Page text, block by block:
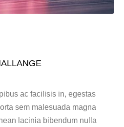
ac facilisis in, egestas
sem malesuada magna
lacinia bibendum nulla